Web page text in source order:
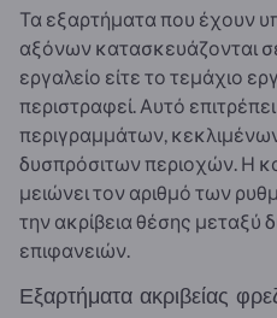
Τα εξαρτήματα που έχουν
αξόνων κατασκευάζονται
εργαλείο είτε το τεμάχιο
περιστραφεί. Αυτό
περιγραμμάτων,
δυσπρόσιτων περιοχών. Η
μειώνει τον αριθμό των
την ακρίβεια θέσης μεταξύ
επιφανειών.
Εξαρτήματα ακριβείας